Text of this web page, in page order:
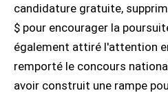
candidature gratuite,
$ pour encourager la
également attiré l'attention
remporté le concours
avoir construit une rampe